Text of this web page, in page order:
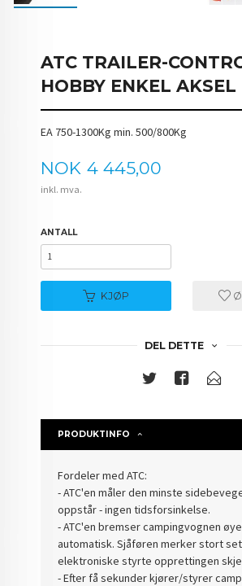
ATC TRAILER-
HOBBY ENKEL AKSEL
EA 750-1300Kg min. 500/800Kg
Pris
NOK 4 445,00
inkl. mva.
ANTALL
KJØP
DEL DETTE
PRODUKTINFO
Fordeler med ATC:
- ATC'en måler den minste
oppstår - ingen tidsforsinkelse.
- ATC'en bremser campingvognen
automatisk. Sjåføren merker stort
elektroniske styrte opprettingen
- Efter få sekunder kjører/styrer